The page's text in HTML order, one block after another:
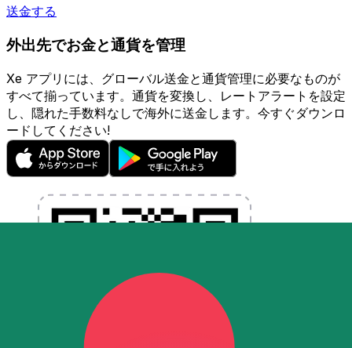
送金する
外出先でお金と通貨を管理
Xe アプリには、グローバル送金と通貨管理に必要なものが
すべて揃っています。通貨を変換し、レートアラートを設定
し、隠れた手数料なしで海外に送金します。今すぐダウンロ
ードしてください!